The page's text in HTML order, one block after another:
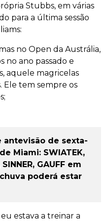
Stubbs, em várias
para a última sessão
no Open da Austrália,
no ano passado e
aquele magricelas
Ele tem sempre os
antevisão de sexta-
Miami: SWIATEK,
GAUFF em
poderá estar
estava a treinar a